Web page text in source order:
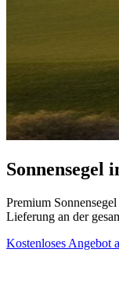
Sonnensegel
Premium
Lieferung an der
Kostenloses Angebot